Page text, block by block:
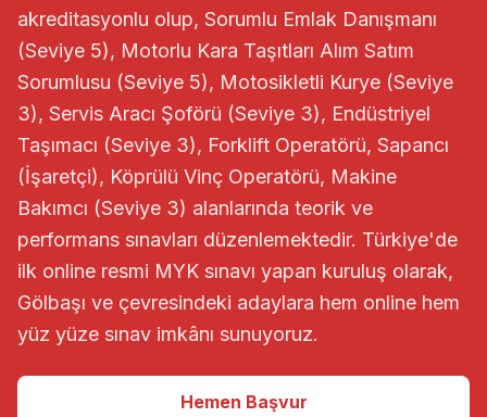
akreditasyonlu olup, Sorumlu Emlak Danışmanı
(Seviye 5), Motorlu Kara Taşıtları Alım Satım
Sorumlusu (Seviye 5), Motosikletli Kurye (Seviye
3), Servis Aracı Şoförü (Seviye 3), Endüstriyel
Taşımacı (Seviye 3), Forklift Operatörü, Sapancı
(İşaretçi), Köprülü Vinç Operatörü, Makine
Bakımcı (Seviye 3) alanlarında teorik ve
performans sınavları düzenlemektedir. Türkiye'de
ilk online resmi MYK sınavı yapan kuruluş olarak,
Gölbaşı ve çevresindeki adaylara hem online hem
yüz yüze sınav imkânı sunuyoruz.
Hemen Başvur